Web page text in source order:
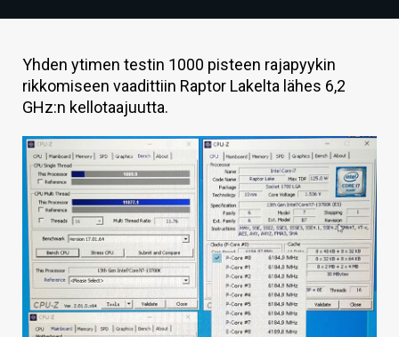
HINTA.FI
KAUPPA
VAIHDA TEEMA
HAKU
Yhden ytimen testin 1000 pisteen rajapyykin
rikkomiseen vaadittiin Raptor Lakelta lähes 6,2
GHz:n kellotaajuutta.